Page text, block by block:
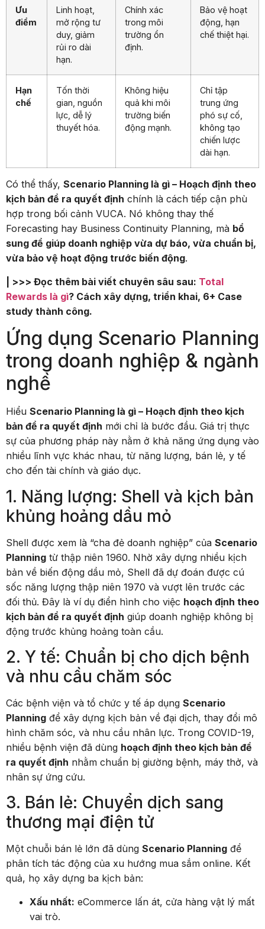
Ưu
điểm
Linh hoạt,
mở rộng tư
duy, giảm
rủi ro dài
hạn.
Chính xác
trong môi
trường ổn
định.
Bảo vệ hoạt
động, hạn
chế thiệt hại.
Hạn
chế
Tốn thời
gian, nguồn
lực, dễ lý
thuyết hóa.
Không hiệu
quả khi môi
trường biến
động mạnh.
Chỉ tập
trung ứng
phó sự cố,
không tạo
chiến lược
dài hạn.
Có thể thấy, Scenario Planning là gì – Hoạch định theo
kịch bản để ra quyết định chính là cách tiếp cận phù
hợp trong bối cảnh VUCA. Nó không thay thế
Forecasting hay Business Continuity Planning, mà bổ
sung để giúp doanh nghiệp vừa dự báo, vừa chuẩn bị,
vừa bảo vệ hoạt động trước biến động
| >>> Đọc thêm bài viết chuyên sâu sau: Total
Rewards là gì? Cách xây dựng, triển khai, 6+ Case
study thành công.
Ứng dụng Scenario Planning
trong doanh nghiệp & ngành
nghề
Hiểu Scenario Planning là gì – Hoạch định theo kịch
bản để ra quyết định mới chỉ là bước đầu. Giá trị thực
sự của phương pháp này nằm ở khả năng ứng dụng vào
nhiều lĩnh vực khác nhau, từ năng lượng, bán lẻ, y tế
cho đến tài chính và giáo dục.
1. Năng lượng: Shell và kịch bản
khủng hoảng dầu mỏ
Shell được xem là “cha đẻ doanh nghiệp” của Scenario
Planning từ thập niên 1960. Nhờ xây dựng nhiều kịch
bản về biến động dầu mỏ, Shell đã dự đoán được cú
sốc năng lượng thập niên 1970 và vượt lên trước các
đối thủ. Đây là ví dụ điển hình cho việc hoạch định theo
kịch bản để ra quyết định giúp doanh nghiệp không bị
động trước khủng hoảng toàn cầu.
2. Y tế: Chuẩn bị cho dịch bệnh
và nhu cầu chăm sóc
Các bệnh viện và tổ chức y tế áp dụng Scenario
Planning để xây dựng kịch bản về đại dịch, thay đổi mô
hình chăm sóc, và nhu cầu nhân lực. Trong COVID-19,
nhiều bệnh viện đã dùng hoạch định theo kịch bản để
ra quyết định nhằm chuẩn bị giường bệnh, máy thở, và
nhân sự ứng cứu.
3. Bán lẻ: Chuyển dịch sang
thương mại điện tử
Một chuỗi bán lẻ lớn đã dùng Scenario Planning để
phân tích tác động của xu hướng mua sắm online. Kết
quả, họ xây dựng ba kịch bản:
Xấu nhất: eCommerce lấn át, cửa hàng vật lý mất
vai trò.